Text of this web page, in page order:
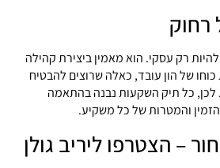
רק עסקי. הוא מאמין ביצירת קהילה
של הון עובד, כאלה שרוצים להבטיח
לכן, כל תיק השקעות נבנה בהתאמה
והמטרות של כל משקיע.
– הצטרפו ליריב גולן